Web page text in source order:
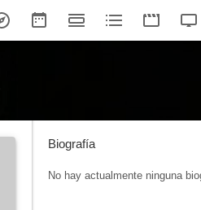
Biografía
No hay actualmente ninguna